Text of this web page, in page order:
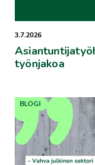
3.7.2026
työnjakoa
BLOGI